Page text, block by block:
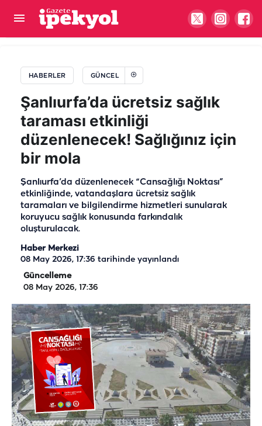
HABERLER GÜNCEL
Şanlıurfa’da ücretsiz sağlık
taraması etkinliği
düzenlenecek! Sağlığınız için
bir mola
Şanlıurfa’da düzenlenecek “Cansağlığı Noktası”
etkinliğinde, vatandaşlara ücretsiz sağlık
taramaları ve bilgilendirme hizmetleri sunularak
koruyucu sağlık konusunda farkındalık
oluşturulacak.
Haber Merkezi
08 May 2026, 17:36 tarihinde yayınlandı
Güncelleme
08 May 2026, 17:36
Şanlıurfa'da şarampole devrilen tır alev aldı: